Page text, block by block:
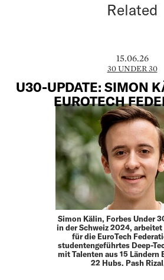
Related
15.06.26
30 UNDER 30
U30-UPDATE: SIMON
EUROTECH
Simon Kälin, Forbes Under
in der Schweiz 2024,
für die EuroTech
studentengeführtes Deep-
mit Talenten aus 15 Ländern
22 Hubs. Pash